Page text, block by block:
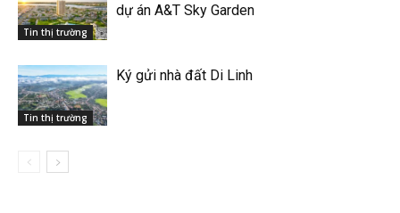
Tin thị trường
dự án A&T Sky Garden
Tin thị trường
Ký gửi nhà đất Di Linh